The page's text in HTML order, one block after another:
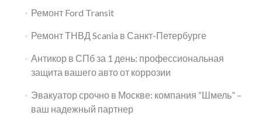
Ремонт Ford Transit
Ремонт ТНВД Scania в Санкт-Петербурге
Антикор в СПб за 1 день: профессиональная
защита вашего авто от коррозии
Эвакуатор срочно в Москве: компания “Шмель” –
ваш надежный партнер